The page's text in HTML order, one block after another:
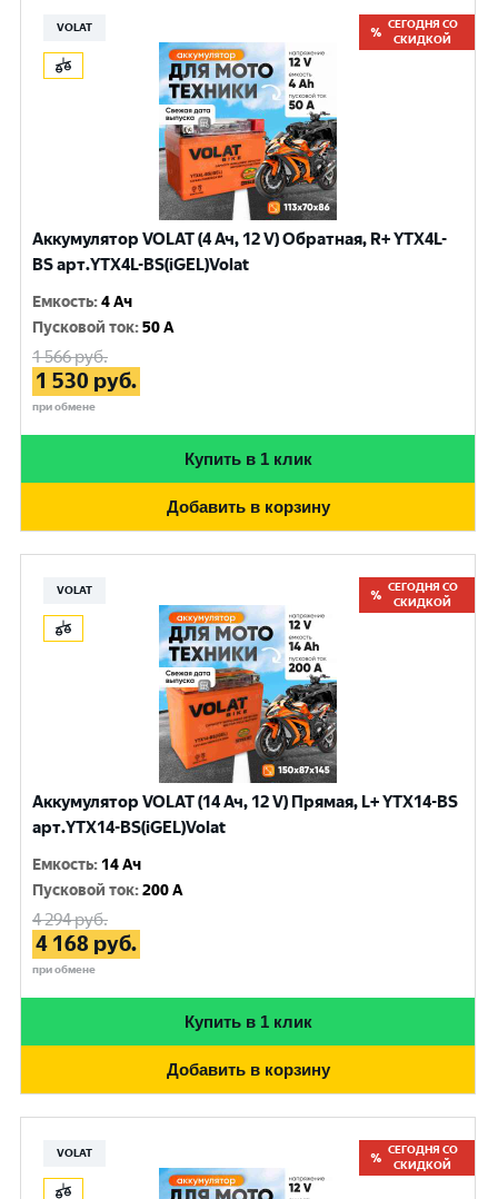
VOLAT
СЕГОДНЯ СО
СКИДКОЙ
Аккумулятор VOLAT (4 Ач, 12 V) Обратная, R+ YTX4L-
BS арт.YTX4L-BS(iGEL)Volat
Емкость:4 Ач
Пусковой ток:50 A
1 566руб.
1 530 руб.
при обмене
Купить в 1 клик
Добавить в корзину
VOLAT
СЕГОДНЯ СО
СКИДКОЙ
Аккумулятор VOLAT (14 Ач, 12 V) Прямая, L+ YTX14-BS
арт.YTX14-BS(iGEL)Volat
Емкость: 14 Ач
Пусковой ток:200 A
4 294руб.
4 168 руб.
при обмене
Купить в 1 клик
Добавить в корзину
VOLAT
СЕГОДНЯ СО
СКИДКОЙ